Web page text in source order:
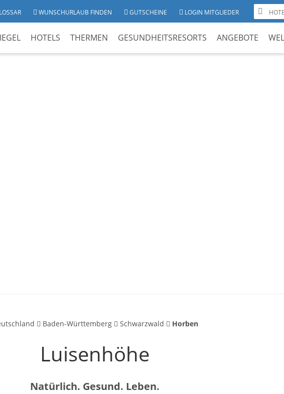
WUNSCHURLAUB FINDEN GUTSCHEINE LOGIN MITGLIEDER
HOTELS THERMEN GESUNDHEITSRESORTS ANGEBOTE
Baden-Württemberg Schwarzwald Horben
Luisenhöhe
Natürlich. Gesund. Leben.